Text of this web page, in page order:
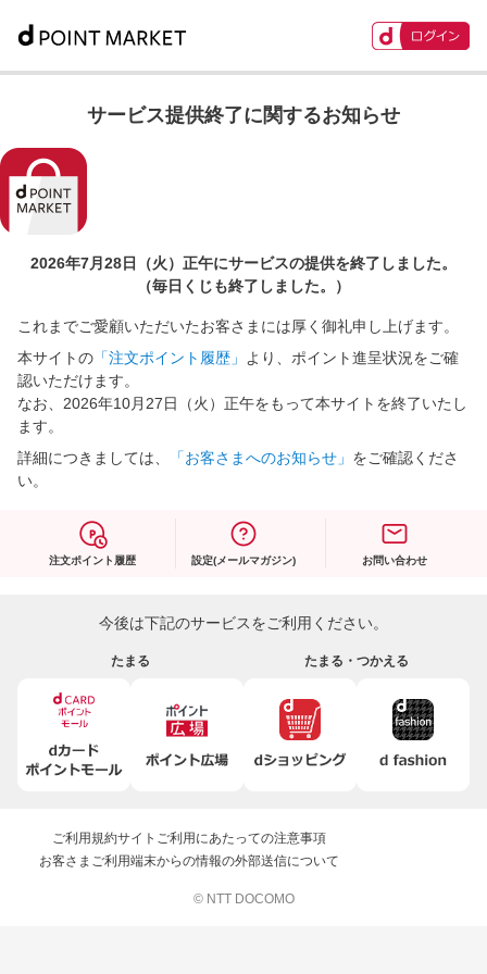
サービス提供終了に関するお知らせ
2026年7月28日（火）正午にサービスの提供を終了しました。
（毎日くじも終了しました。）
これまでご愛顧いただいたお客さまには厚く御礼申し上げます。
本サイトの 「注文ポイント履歴」
より、ポイント進呈状況をご確
認いただけます。
なお、2026年10月27日（火）正午をもって本サイトを終了いたし
ます。
詳細につきましては、
「お客さまへのお知らせ」 をご確認くださ
い。
注文ポイント履歴 設定(メールマガジン) お問い合わせ
今後は下記のサービスをご利用ください。
たまる たまる・つかえる
ご利用規約サイトご利用にあたっての注意事項
お客さまご利用端末からの情報の外部送信について
© NTT DOCOMO